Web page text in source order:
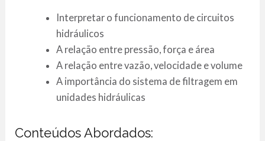
Interpretar o funcionamento de circuitos
hidráulicos
A relação entre pressão, força e área
A relação entre vazão, velocidade e volume
A importância do sistema de filtragem em
unidades hidráulicas
Conteúdos Abordados: